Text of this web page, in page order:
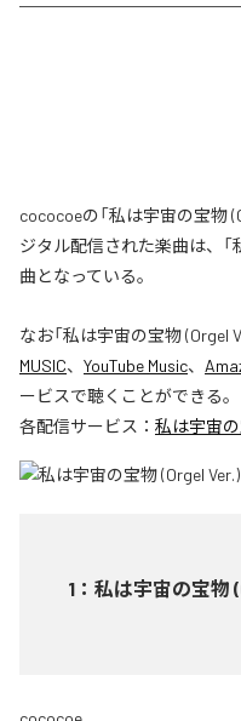
cococoeの「私は宇宙の宝物
ジタル配信された楽曲は、「
曲となっている。
なお「私は宇宙の宝物 (Orgel
MUSIC、 YouTube Music、
ービスで聴くことができる。
各配信サービス： 私は宇宙の
1 ： 私は宇宙の宝物